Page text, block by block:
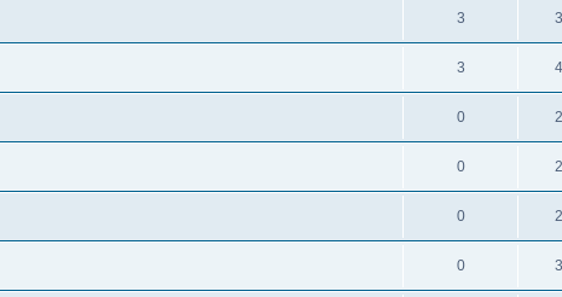
3
3
0
0
0
0